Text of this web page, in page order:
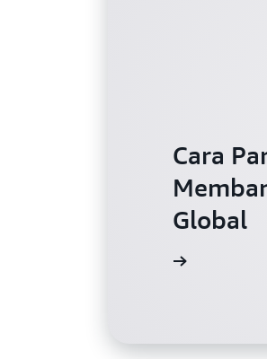
Cara
Global